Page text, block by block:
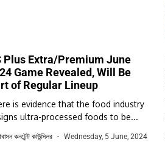
Plus Extra/Premium June
Game Revealed, Will Be
of Regular Lineup
is evidence that the food industry
ultra-processed foods to be...
কনটেন্ট কাউন্সিলর Wednesday, 5 June, 2024